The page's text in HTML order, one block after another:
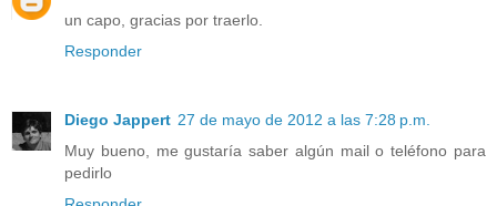
un capo, gracias por traerlo.
Responder
Diego Jappert 27 de mayo de 2012 a las 7:28 p.m.
Muy bueno, me gustaría saber algún mail o teléfono para
pedirlo